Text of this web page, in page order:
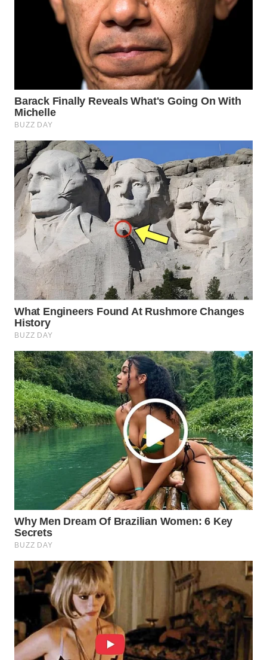
WN
MANDALIKA
WN
LIKUPANG
LABUANBAJO
WN
BORNEO
Wahana
Media
Group
WAHANA
WAHANA
TANI
WAHANA
ADVOKAT
WAHANA
INFRASTRUKTUR
WAHANA
KONSUMEN
LISTRIK
WAHANA
TRAVEL
WAHANA
TV